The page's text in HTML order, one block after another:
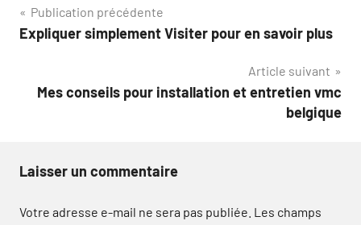
Navigation
de
Publication précédente
Expliquer simplement Visiter pour en savoir plus
Article suivant
Mes conseils pour installation et entretien vmc
belgique
Laisser un commentaire
Votre adresse e-mail ne sera pas publiée. Les champs